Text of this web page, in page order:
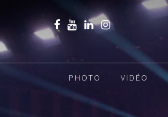
PHOTO VIDÉO